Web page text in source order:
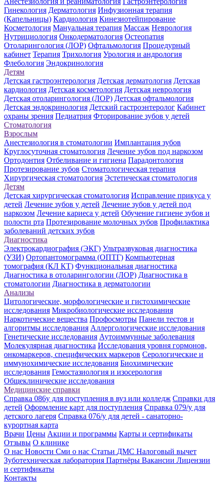
Гинекология Дерматология Инфузионная терапия
(Капельницы) Кардиология Кинезиотейпирование
Косметология Мануальная терапия Массаж Неврология
Нутрициология Онкодерматология Остеопатия
Отоларингология (ЛОР) Офтальмология Процедурный
кабинет Терапия Трихология Урология и андрология
Флебология Эндокринология
Детям
Детская гастроэнтерология Детская дерматология Детская
кардиология Детская косметология Детская неврология
Детская отоларингология (ЛОР) Детская офтальмология
Детская эндокринология Детский гастроэнтеролог Кабинет
охраны зрения Педиатрия Фторирование зубов у детей
Стоматология
Взрослым
Анестезиология в стоматологии Имплантация зубов
Круглосуточная стоматология Лечение зубов под наркозом
Ортодонтия Отбеливание и гигиена Парадонтология
Протезирование зубов Стоматологическая терапия
Хирургическая стоматология Эстетическая стоматология
Детям
Детская хирургическая стоматология Исправление прикуса у
детей Лечение зубов у детей Лечение зубов у детей под
наркозом Лечение кариеса у детей Обучение гигиене зубов и
полости рта Протезирование молочных зубов Профилактика
заболеваний детских зубов
Диагностика
Электрокардиография (ЭКГ) Ультразвуковая диагностика
(УЗИ) Ортопантомограмма (ОПТГ) Компьютерная
томография (КЛ КТ) Функциональная диагностика
Диагностика в отоларингологии (ЛОР) Диагностика в
стоматологии Диагностика в дерматологии
Анализы
Цитологические, морфологические и гистохимические
исследования Микробиологические исследования
Наркотические вещества Профосмотры Панели тестов и
алгоритмы исследования Аллергологические исследования
Генетические исследования Аутоиммунные заболевания
Молекулярная диагностика Исследования уровня гормонов,
онкомаркеров, специфических маркеров Серологические и
иммунохимические исследования Биохимические
исследования Гемостазиология и изосерология
Общеклинические исследования
Медицинские справки
Справка 086у для поступления в вуз или колледж Справки для
детей Оформление карт для поступления Справка 079/у для
детского лагеря Справка 076/у для детей - санаторно-
курортная карта
Врачи Цены Акции и программы Карты и сертификаты
Отзывы О клинике
О нас Новости Сми о нас Статьи ДМС Налоговый вычет
Зуботехническая лаборатория Партнёры Вакансии Лицензии
и сертификаты
Контакты